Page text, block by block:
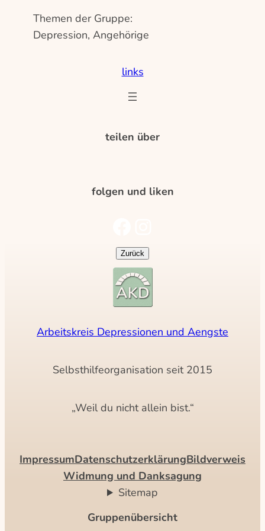
Themen der Gruppe:
Depression, Angehörige
links
teilen über
folgen und liken
Arbeitskreis Depressionen und Aengste
Selbsthilfeorganisation seit 2015
„Weil du nicht allein bist.“
ImpressumDatenschutzerklärungBildverweis
Widmung und Danksagung
Sitemap
Gruppenübersicht